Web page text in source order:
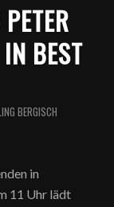
BEST
BERGISCH
in
11 Uhr lädt